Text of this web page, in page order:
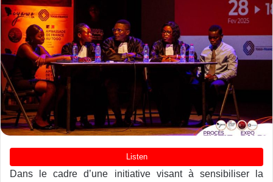
Dans le cadre d’une initiative visant à sensibiliser la